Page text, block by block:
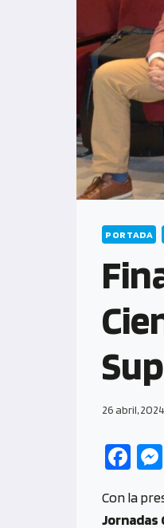
PORTADA
26 abril, 2024
Fa
b
Con la
Jornadas